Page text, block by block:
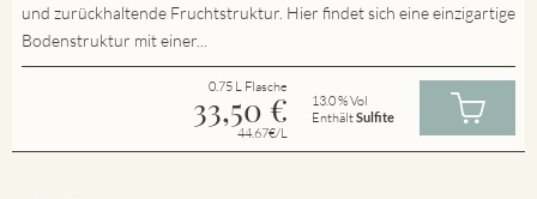
und zurückhaltende Fruchtstruktur. Hier findet sich eine einzigartige
Bodenstruktur mit einer...
0.75 L Flasche
33,50 €
44.67€/L
13.0 % Vol
EnthältSulfite